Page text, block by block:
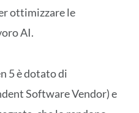
ottimizzare le
AI.
5 è dotato di
Software Vendor) e